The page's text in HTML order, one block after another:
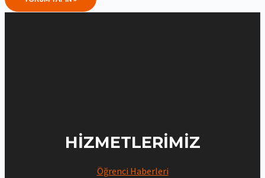
HIZMETLERIMIZ
Öğrenci Haberleri